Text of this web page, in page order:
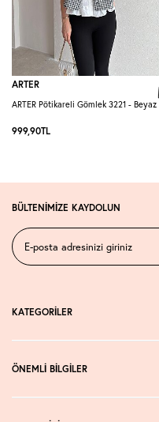
ARTER
ARTER Pötikareli Gömlek 3221 - Beyaz
999,90TL
BÜLTENİMİZE KAYDOLUN
KATEGORİLER
ÖNEMLİ BİLGİLER